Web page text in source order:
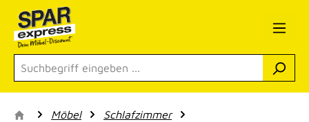
Zum Hauptinhalt springen
Möbel
Schlafzimmer